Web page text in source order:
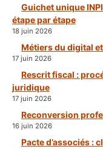
Guichet unique
étape par étape
18 juin 2026
Métiers du digital
17 juin 2026
Rescrit fiscal :
juridique
17 juin 2026
Reconversion
16 juin 2026
Pacte d’associés :